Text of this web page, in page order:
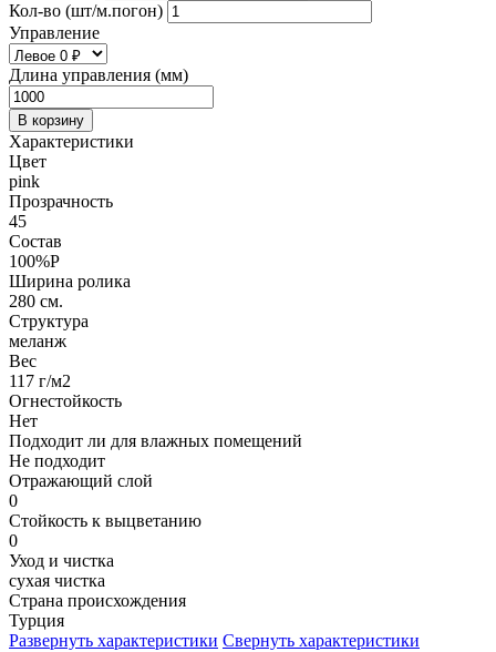
Кол-во (шт/м.погон)
Управление
Длина управления (мм)
В корзину
Характеристики
Цвет
pink
Прозрачность
45
Состав
100%P
Ширина ролика
280 см.
Структура
меланж
Вес
117 г/м2
Огнестойкость
Нет
Подходит ли для влажных помещений
Не подходит
Отражающий слой
0
Стойкость к выцветанию
0
Уход и чистка
сухая чистка
Страна происхождения
Турция
Развернуть характеристики Свернуть характеристики